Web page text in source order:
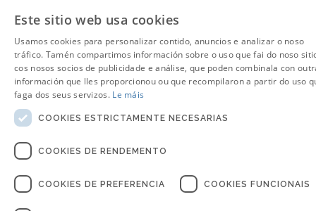
Este sitio web usa cookies
Usamos cookies para personalizar contido, anuncios e analizar o noso
tráfico. Tamén compartimos información sobre o uso que fai do noso
cos nosos socios de publicidade e análise, que poden combinala con
información que lles proporcionou ou que recompilaron a partir do uso
faga dos seus servizos. Le máis
COOKIES ESTRICTAMENTE NECESARIAS
COOKIES DE RENDEMENTO
COOKIES DE PREFERENCIA COOKIES FUNCIONAIS